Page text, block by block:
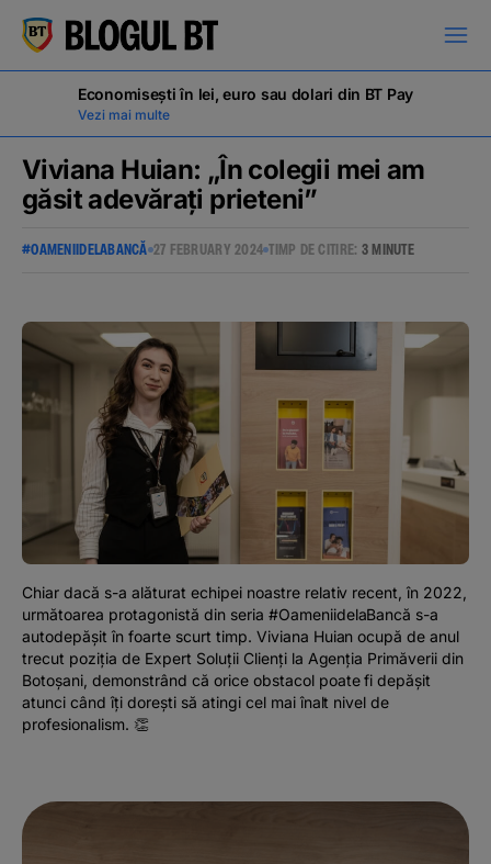
кириллица
Campanii
Evenimente
Podcast
The MacRO Zone
Pentru antreprenori
Banking, pe relaxare
Economisești în lei, euro sau dolari din BT Pay
Vezi mai multe
Viviana Huian: „În colegii mei am
găsit adevărați prieteni”
#OAMENIIDELABANCĂ 27 FEBRUARY 2024 TIMP DE CITIRE: 3 MINUTE
Chiar dacă s-a alăturat echipei noastre relativ recent, în 2022,
următoarea protagonistă din seria #OameniidelaBancă s-a
autodepășit în foarte scurt timp. Viviana Huian ocupă de anul
trecut poziția de Expert Soluții Clienți la Agenția Primăverii din
Botoșani, demonstrând că orice obstacol poate fi depășit
atunci când îți dorești să atingi cel mai înalt nivel de
profesionalism. 👏